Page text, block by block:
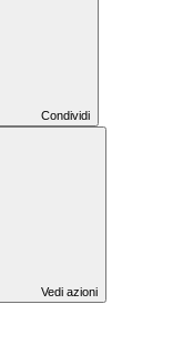
Condividi
Vedi azioni